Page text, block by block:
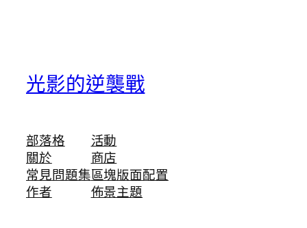
光影的逆襲戰
部落格
關於
常見問題集
作者
活動
商店
區塊版面配置
佈景主題